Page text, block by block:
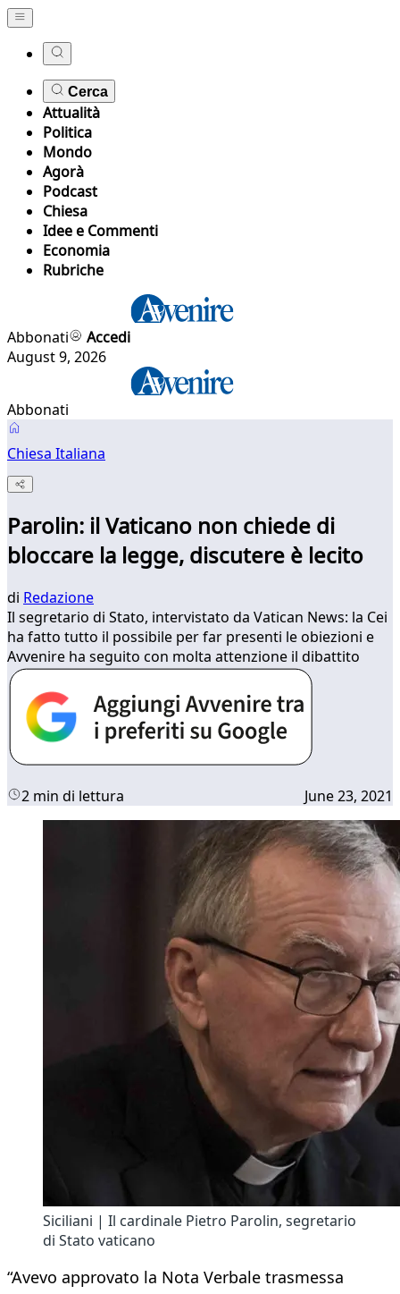
Cerca
Attualità
Politica
Mondo
Agorà
Podcast
Chiesa
Idee e Commenti
Economia
Rubriche
Abbonati
Accedi
August 9, 2026
Abbonati
Chiesa Italiana
Parolin: il Vaticano non chiede di
bloccare la legge, discutere è lecito
di Redazione
Il segretario di Stato, intervistato da Vatican News: la Cei
ha fatto tutto il possibile per far presenti le obiezioni e
Avvenire ha seguito con molta attenzione il dibattito
2 min di lettura June 23, 2021
Siciliani | Il cardinale Pietro Parolin, segretario
di Stato vaticano
“Avevo approvato la Nota Verbale trasmessa